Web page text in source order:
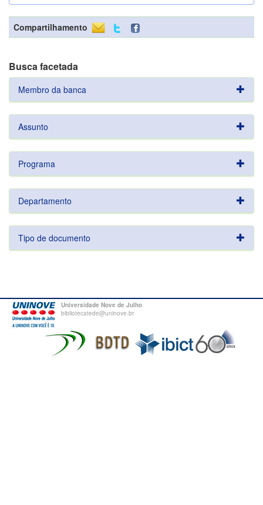
Compartilhamento
Busca facetada
Membro da banca
Assunto
Programa
Departamento
Tipo de documento
Universidade Nove de Julho
bibliotecatede@uninove.br